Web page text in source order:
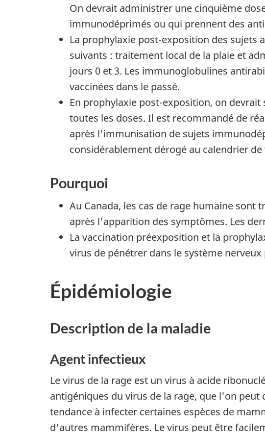
On devrait administrer une cinquième
immunodéprimés ou qui prennent des
La prophylaxie post-exposition des sujets
suivants : traitement local de la plaie et
jours 0 et 3. Les immunoglobulines
vaccinées dans le passé.
En prophylaxie post-exposition, on
toutes les doses. Il est recommandé de
après l'immunisation de sujets
considérablement dérogé au calendrier
Pourquoi
Au Canada, les cas de rage humaine
après l'apparition des symptômes. Les
La vaccination préexposition et la
virus de pénétrer dans le système
Épidémiologie
Description de la maladie
Agent infectieux
Le virus de la rage est un virus à acide
antigéniques du virus de la rage, que l'on
tendance à infecter certaines espèces de
d'autres mammifères. Le virus peut être